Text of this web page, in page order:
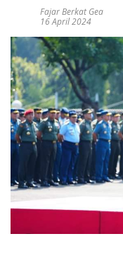
Fajar Berkat Gea
16 April 2024